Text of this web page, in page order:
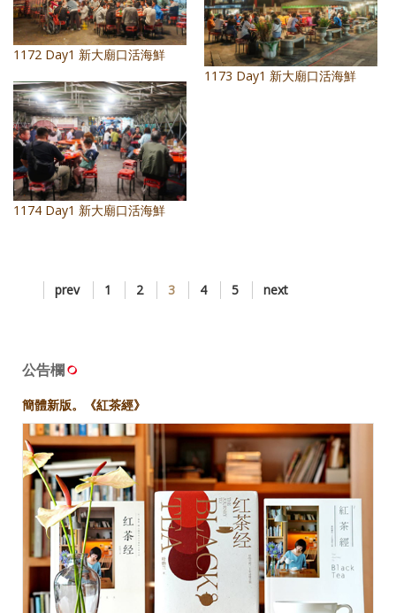
1172 Day1 新大廟口活海鮮
1173 Day1 新大廟口活海鮮
1174 Day1 新大廟口活海鮮
prev 1 2 3 4 5 next
公告欄
簡體新版。《紅茶經》